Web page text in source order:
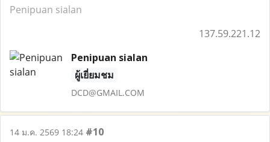
Penipuan sialan
137.59.221.12
Penipuan sialan
ผู้เยี่ยมชม
DCD@GMAIL.COM
14 ม.ค. 2569 18:24 #10